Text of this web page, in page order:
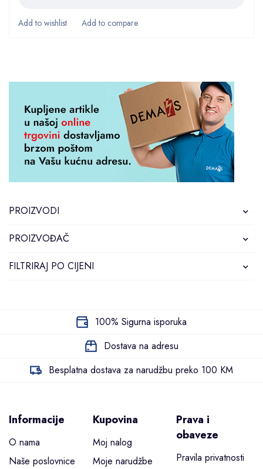
PROIZVODI
PROIZVOĐAČ
FILTRIRAJ PO CIJENI
100% Sigurna isporuka
Dostava na adresu
Besplatna dostava za narudžbu preko 100 KM
Informacije
O nama
Naše poslovnice
Kupovina
Moj nalog
Moje narudžbe
Prava i
obaveze
Pravila privatnosti